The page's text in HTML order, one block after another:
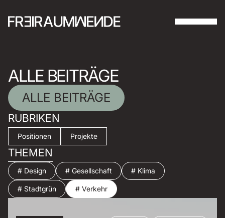
ALLE BEITRÄGE
ALLE BEITRÄGE
RUBRIKEN
Positionen Projekte
THEMEN
# Design # Gesellschaft # Klima
# Stadtgrün # Verkehr